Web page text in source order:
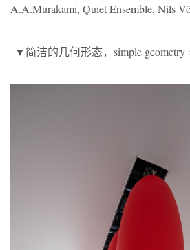
A.A.Murakami, Quiet Ensemble, Nils
▼简洁的几何形态，simple geometry